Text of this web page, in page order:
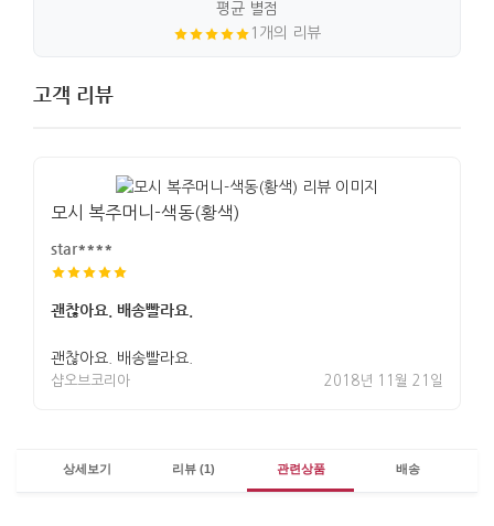
평균 별점
1개의 리뷰
고객 리뷰
모시 복주머니-색동(황색)
star****
괜찮아요. 배송빨라요.
괜찮아요. 배송빨라요.
샵오브코리아 2018년 11월 21일
상세보기 리뷰 (1) 관련상품 배송